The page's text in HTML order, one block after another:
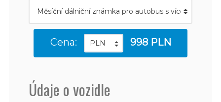
Cena: 998 PLN
Údaje o vozidle